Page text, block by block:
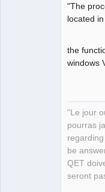
"The
located
the
windows
"Le jour
pourras
be
QET
seront